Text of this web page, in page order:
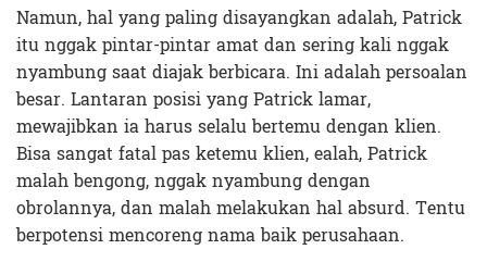
Namun, hal yang paling disayangkan adalah, Patrick
itu nggak pintar-pintar amat dan sering kali nggak
nyambung saat diajak berbicara. Ini adalah persoalan
besar. Lantaran posisi yang Patrick lamar,
mewajibkan ia harus selalu bertemu dengan klien.
Bisa sangat fatal pas ketemu klien, ealah, Patrick
malah bengong, nggak nyambung dengan
obrolannya, dan malah melakukan hal absurd. Tentu
berpotensi mencoreng nama baik perusahaan.